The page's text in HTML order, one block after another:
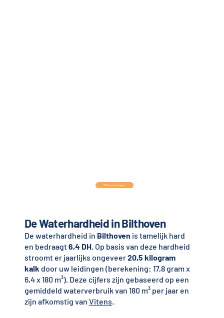
De Waterhardheid in Bilthoven
De waterhardheid in Bilthoven is tamelijk hard
en bedraagt6,4 DH. Op basis van deze hardheid
stroomt er jaarlijks ongeveer20,5 kilogram
kalk door uw leidingen (berekening: 17,8 gram x
6,4 x 180 m³). Deze cijfers zijn gebaseerd op een
gemiddeld waterverbruik van 180 m³ per jaar en
zijn afkomstig van Vitens.
Offerte aanvragen